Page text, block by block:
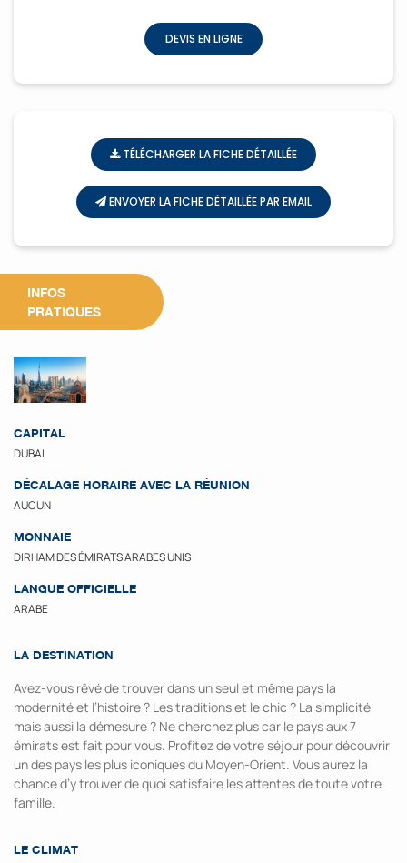
DEVIS EN LIGNE
TÉLÉCHARGER LA FICHE DÉTAILLÉE
ENVOYER LA FICHE DÉTAILLÉE PAR EMAIL
INFOS
PRATIQUES
CAPITAL
DUBAI
DÉCALAGE HORAIRE AVEC LA RÉUNION
AUCUN
MONNAIE
DIRHAM DES ÉMIRATS ARABES UNIS
LANGUE OFFICIELLE
ARABE
LA DESTINATION
Avez-vous rêvé de trouver dans un seul et même pays la
modernité et l’histoire ? Les traditions et le chic ? La simplicité
mais aussi la démesure ? Ne cherchez plus car le pays aux 7
émirats est fait pour vous. Profitez de votre séjour pour découvrir
un des pays les plus iconiques du Moyen-Orient. Vous aurez la
chance d’y trouver de quoi satisfaire les attentes de toute votre
famille.
LE CLIMAT